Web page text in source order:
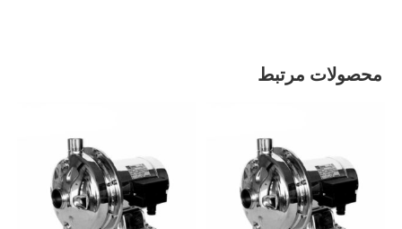
محصولات مرتبط